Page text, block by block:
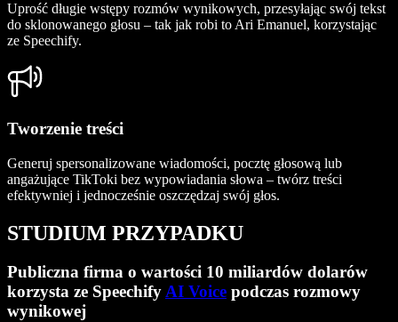
Uprość długie wstępy rozmów wynikowych, przesyłając swój tekst
do sklonowanego głosu – tak jak robi to Ari Emanuel, korzystając
ze Speechify.
Tworzenie treści
Generuj spersonalizowane wiadomości, pocztę głosową lub
angażujące TikToki bez wypowiadania słowa – twórz treści
efektywniej i jednocześnie oszczędzaj swój głos.
STUDIUM PRZYPADKU
Publiczna firma o wartości 10 miliardów dolarów
korzysta ze SpeechifyAI Voice podczas rozmowy
wynikowej